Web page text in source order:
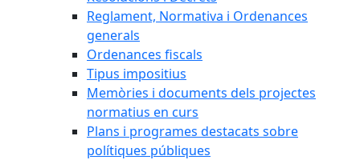
Reglament, Normativa i Ordenances
generals
Ordenances fiscals
Tipus impositius
Memòries i documents dels projectes
normatius en curs
Plans i programes destacats sobre
polítiques públiques